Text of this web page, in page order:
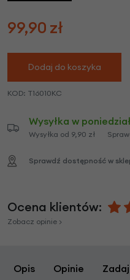
99,90 zł
Dodaj do koszyka
KOD: T16010KC
Wysyłka w
Wysyłka od 9,90 zł
Sprawdź dostępność w
Ocena klientów:
Zobacz opinie >
Opis Opinie